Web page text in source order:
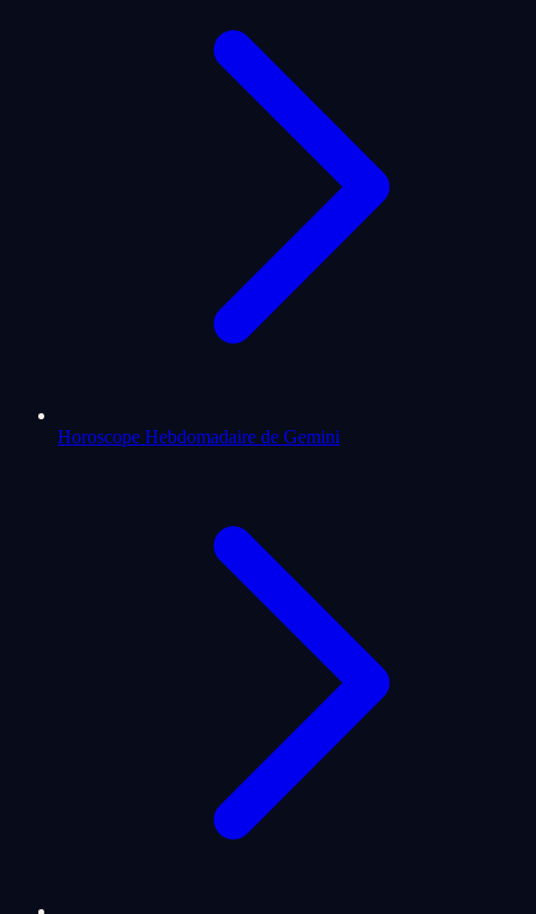
Horoscope Hebdomadaire de Gemini